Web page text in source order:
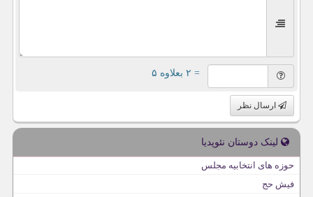
= ۲ بعلاوه ۵
ارسال نظر
لینک دوستان نئوپدیا
حوزه های انتخابیه مجلس
فیش حج